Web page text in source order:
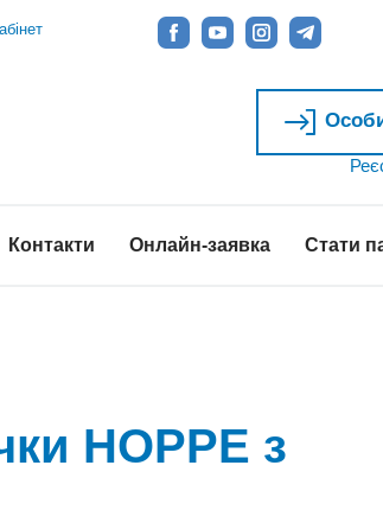
Контакти Онлайн-заявка Стати
HOPPE з